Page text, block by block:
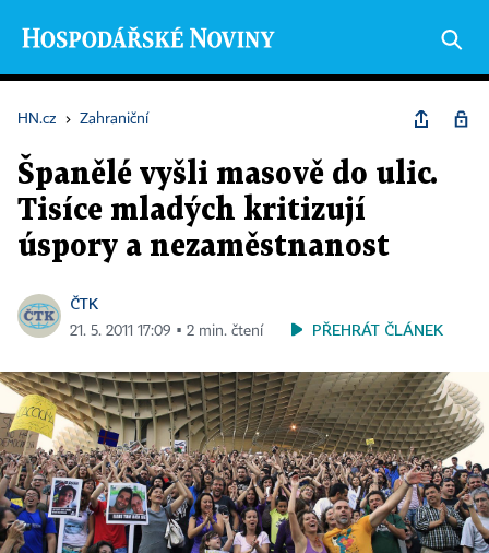
HN.cz › Zahraniční
Španělé vyšli masově do ulic.
Tisíce mladých kritizují
úspory a nezaměstnanost
ČTK
21. 5. 2011 17:09 ▪ 2 min. čtení PŘEHRÁT ČLÁNEK